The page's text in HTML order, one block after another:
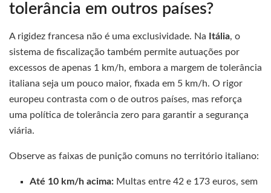
tolerância em outros países?
A rigidez francesa não é uma exclusividade. Na Itália, o
sistema de fiscalização também permite autuações por
excessos de apenas 1 km/h, embora a margem de tolerância
italiana seja um pouco maior, fixada em 5 km/h. O rigor
europeu contrasta com o de outros países, mas reforça
uma política de tolerância zero para garantir a segurança
viária.
Observe as faixas de punição comuns no território italiano:
Até 10 km/h acima: Multas entre 42 e 173 euros, sem